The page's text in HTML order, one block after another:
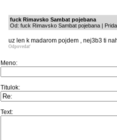
fuck Rimavsko Sambat pojebana
Od: fuck Rimavsko Sambat pojebana |
uz len k madarom pojdem , nej3b3 ti
Odpovedať
Meno:
Titulok:
Text: